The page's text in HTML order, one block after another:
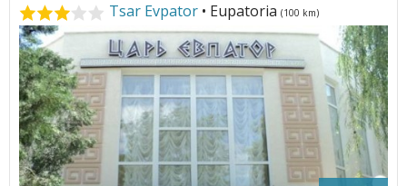
Tsar Evpator • Eupatoria (100 km)